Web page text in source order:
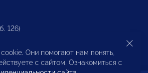
126)
Они помогают нам понять,
с сайтом. Ознакомиться с